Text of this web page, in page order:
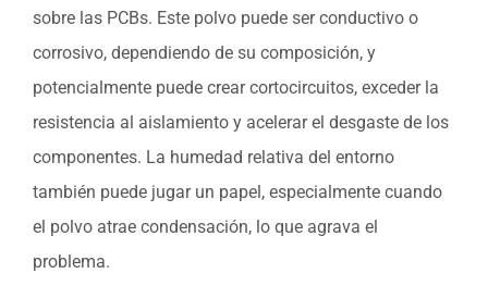
sobre las PCBs. Este polvo puede ser conductivo o
corrosivo, dependiendo de su composición, y
potencialmente puede crear cortocircuitos, exceder la
resistencia al aislamiento y acelerar el desgaste de los
componentes. La humedad relativa del entorno
también puede jugar un papel, especialmente cuando
el polvo atrae condensación, lo que agrava el
problema.